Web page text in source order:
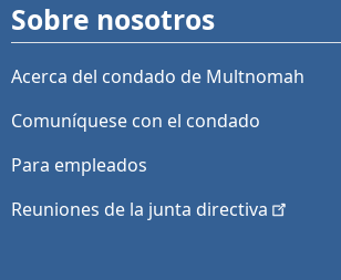
Sobre nosotros
Acerca del condado de Multnomah
Comuníquese con el condado
Para empleados
Reuniones de la junta directiva